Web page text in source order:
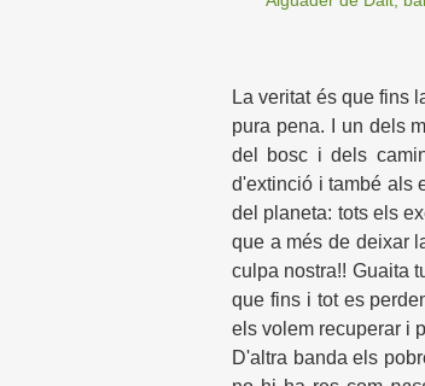
La veritat és que fins
pura pena. I un dels
del bosc i dels
d'extinció i també als
del planeta: tots els
que a més de deixar
culpa nostra!! Guaita
que fins i tot es
els volem recuperar i
D'altra banda els